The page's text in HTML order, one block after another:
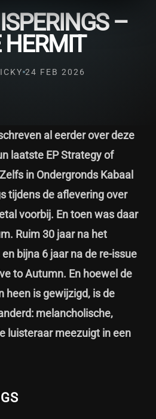
–
HERMIT
24 FEB 2026
al eerder over deze
laatste EP Strategy of
in Ondergronds Kabaal
tijdens de aflevering over
voorbij. En toen was daar
Ruim 30 jaar na het
bijna 6 jaar na de re-issue
to Autumn. En hoewel de
heen is gewijzigd, is de
melancholische,
luisteraar meezuigt in een